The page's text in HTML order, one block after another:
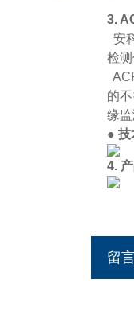
3.
安
检
的
缘
● 技
4.
留